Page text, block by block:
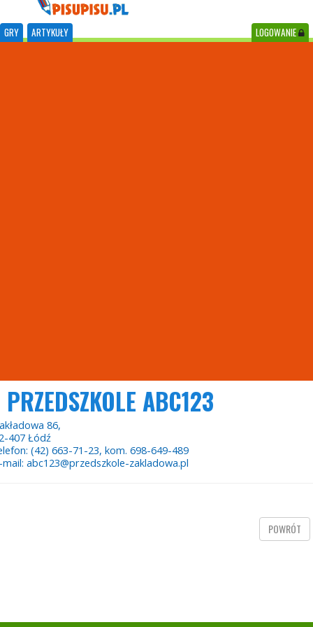
GRY ARTYKUŁY LOGOWANIE
PRZEDSZKOLE ABC123
86,
407 Łódź
(42) 663-71-23, kom. 698-649-489
abc123@przedszkole-zakladowa.pl
POWRÓT